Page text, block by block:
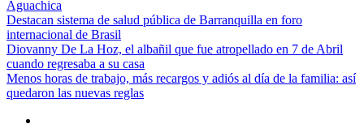
Aguachica
Destacan sistema de salud pública de Barranquilla en foro
internacional de Brasil
Diovanny De La Hoz, el albañil que fue atropellado en 7 de Abril
cuando regresaba a su casa
Menos horas de trabajo, más recargos y adiós al día de la familia: así
quedaron las nuevas reglas